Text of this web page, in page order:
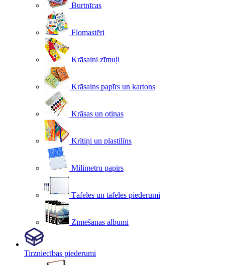
Burtnīcas
Flomastēri
Krāsaini zīmuļi
Krāsains papīrs un kartons
Krāsas un otiņas
Krītiņi un plastilīns
Milimetru papīrs
Tāfeles un tāfeles piederumi
Zīmēšanas albumi
Tirzniecības piederumi